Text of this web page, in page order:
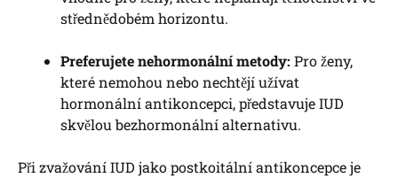
střednědobém horizontu.
Preferujete nehormonální metody: Pro ženy,
které nemohou nebo nechtějí užívat
hormonální antikoncepci, představuje IUD
skvělou bezhormonální alternativu.
Při zvažování IUD jako postkoitální antikoncepce je